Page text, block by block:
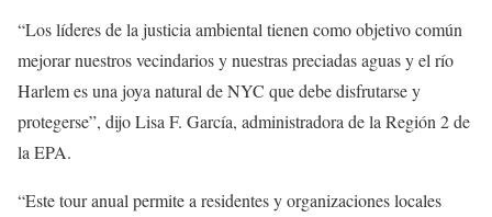
“Los líderes de la justicia ambiental tienen como objetivo común
mejorar nuestros vecindarios y nuestras preciadas aguas y el río
Harlem es una joya natural de NYC que debe disfrutarse y
protegerse”, dijo Lisa F. García, administradora de la Región 2 de
la EPA.
“Este tour anual permite a residentes y organizaciones locales